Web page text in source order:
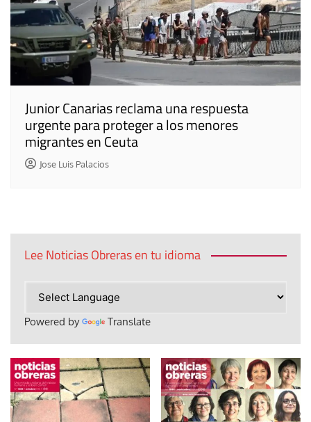
Junior Canarias reclama una respuesta
urgente para proteger a los menores
migrantes en Ceuta
Jose Luis Palacios
Lee Noticias Obreras en tu idioma
Powered by Translate